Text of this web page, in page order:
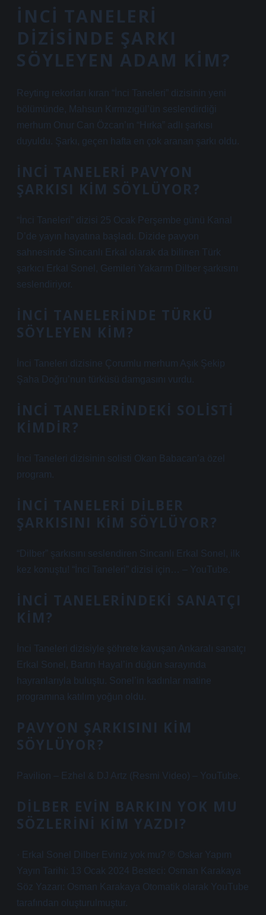
İNCI TANELERI
DIZISINDE ŞARKI
SÖYLEYEN ADAM KIM?
Reyting rekorları kıran “İnci Taneleri” dizisinin yeni
bölümünde, Mahsun Kırmızıgül’ün seslendirdiği
merhum Onur Can Özcan’ın “Hırka” adlı şarkısı
duyuldu. Şarkı, geçen hafta en çok aranan şarkı oldu.
İNCI TANELERI PAVYON
ŞARKISI KIM SÖYLÜYOR?
“İnci Taneleri” dizisi 25 Ocak Perşembe günü Kanal
D’de yayın hayatına başladı. Dizide pavyon
sahnesinde Sincanlı Erkal olarak da bilinen Türk
şarkıcı Erkal Sonel, Gemileri Yakarım Dilber şarkısını
seslendiriyor.
İNCI TANELERINDE TÜRKÜ
SÖYLEYEN KIM?
İnci Taneleri dizisine Çorumlu merhum Aşık Şekip
Şaha Doğru’nun türküsü damgasını vurdu.
İNCI TANELERINDEKI SOLISTI
KIMDIR?
İnci Taneleri dizisinin solisti Okan Babacan’a özel
program.
İNCI TANELERI DILBER
ŞARKISINI KIM SÖYLÜYOR?
“Dilber” şarkısını seslendiren Sincanlı Erkal Sonel, ilk
kez konuştu! “İnci Taneleri” dizisi için… – YouTube.
İNCI TANELERINDEKI SANATÇI
KIM?
İnci Taneleri dizisiyle şöhrete kavuşan Ankaralı sanatçı
Erkal Sonel, Bartın Hayal’in düğün sarayında
hayranlarıyla buluştu. Sonel’in kadınlar matine
programına katılım yoğun oldu.
PAVYON ŞARKISINI KIM
SÖYLÜYOR?
Pavilion – Ezhel & DJ Artz (Resmi Video) – YouTube.
DILBER EVIN BARKIN YOK MU
SÖZLERINI KIM YAZDI?
· Erkal Sonel Dilber Eviniz yok mu? ℗ Oskar Yapım
Yayın Tarihi: 13 Ocak 2024 Besteci: Osman Karakaya
Söz Yazarı: Osman Karakaya Otomatik olarak YouTube
tarafından oluşturulmuştur.